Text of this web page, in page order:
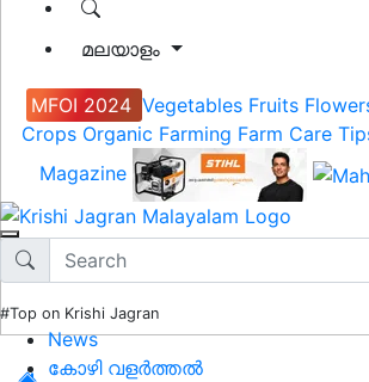
മലയാളം
MFOI 2024 Vegetables Fruits
Crops Organic Farming Farm Care
Magazine
#Top on Krishi Jagran
News
കോഴി വളർത്തൽ